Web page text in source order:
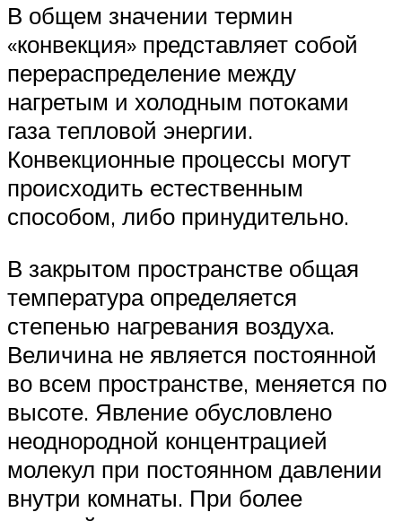
В общем значении термин
«конвекция» представляет собой
перераспределение между
нагретым и холодным потоками
газа тепловой энергии.
Конвекционные процессы могут
происходить естественным
способом, либо принудительно.
В закрытом пространстве общая
температура определяется
степенью нагревания воздуха.
Величина не является постоянной
во всем пространстве, меняется по
высоте. Явление обусловлено
неоднородной концентрацией
молекул при постоянном давлении
внутри комнаты. При более